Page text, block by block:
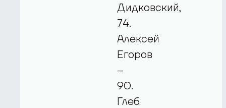
Дидковский,
74.
Алексей
Егоров
–
90.
Глеб